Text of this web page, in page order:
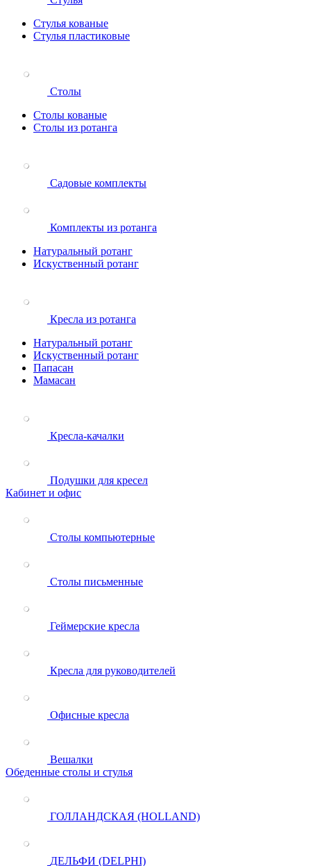
Стулья кованые
Стулья пластиковые
Столы
Столы кованые
Столы из ротанга
Садовые комплекты
Комплекты из ротанга
Натуральный ротанг
Искуственный ротанг
Кресла из ротанга
Натуральный ротанг
Искуственный ротанг
Папасан
Мамасан
Кресла-качалки
Подушки для кресел
Кабинет и офис
Столы компьютерные
Столы письменные
Геймерские кресла
Кресла для руководителей
Офисные кресла
Вешалки
Обеденные столы и стулья
ГОЛЛАНДСКАЯ (HOLLAND)
ДЕЛЬФИ (DELPHI)